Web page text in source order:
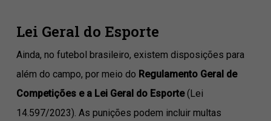
Lei Geral do Esporte
Ainda, no futebol brasileiro, existem disposições para
além do campo, por meio do Regulamento Geral de
Competições e a Lei Geral do Esporte(Lei
14.597/2023). As punições podem incluir multas